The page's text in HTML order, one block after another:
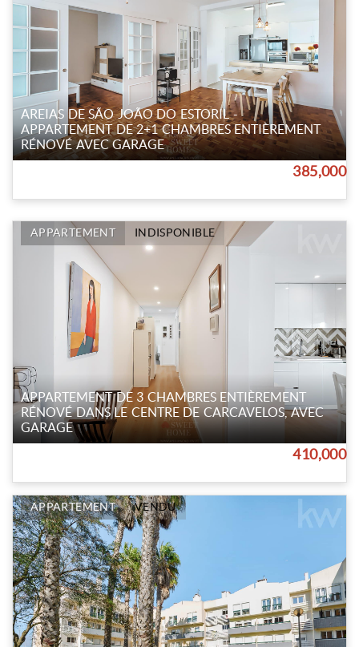
AREIAS DE SÃO JOÃO DO ESTORIL -
APPARTEMENT DE 2+1 CHAMBRES ENTIÈREMENT
RÉNOVÉ AVEC GARAGE
385,000
APPARTEMENT INDISPONIBLE
APPARTEMENT DE 3 CHAMBRES ENTIÈREMENT
RÉNOVÉ DANS LE CENTRE DE CARCAVELOS, AVEC
GARAGE
410,000
APPARTEMENT VENDU